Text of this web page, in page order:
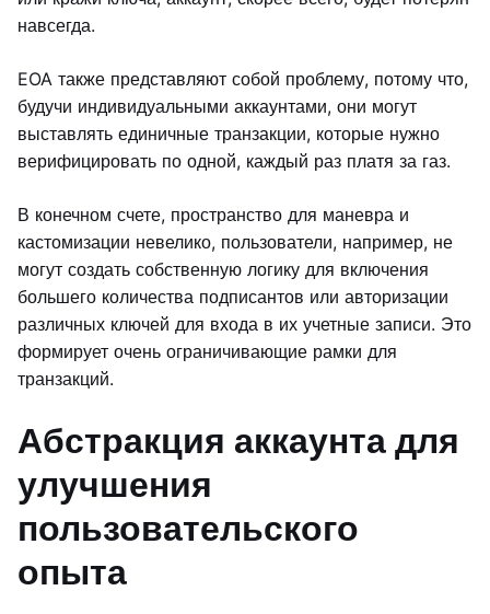
навсегда.
EOA также представляют собой проблему, потому что,
будучи индивидуальными аккаунтами, они могут
выставлять единичные транзакции, которые нужно
верифицировать по одной, каждый раз платя за газ.
В конечном счете, пространство для маневра и
кастомизации невелико, пользователи, например, не
могут создать собственную логику для включения
большего количества подписантов или авторизации
различных ключей для входа в их учетные записи. Это
формирует очень ограничивающие рамки для
транзакций.
Абстракция аккаунта для
улучшения
пользовательского
опыта